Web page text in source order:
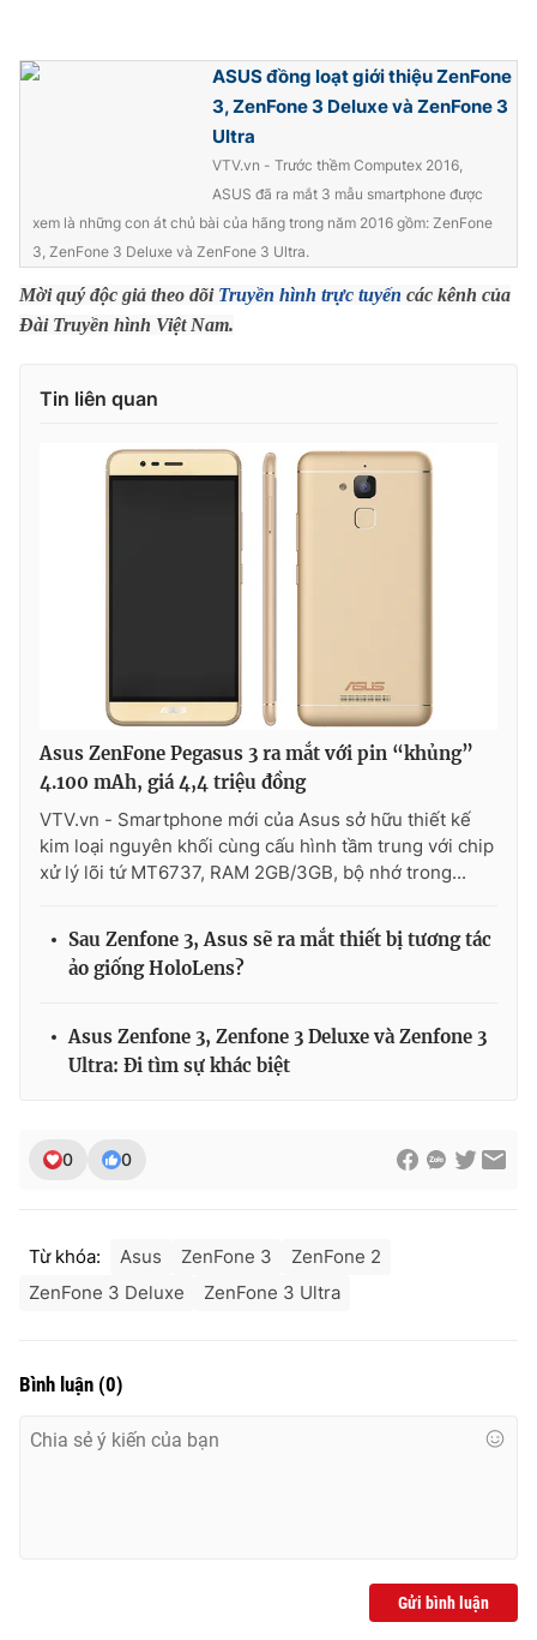
Liên hệ quảng cáo:
024-7300.7108
thông tin từ website này.
ASUS đồng loạt giới thiệu ZenFone
3, ZenFone 3 Deluxe và ZenFone 3
Ultra
VTV.vn - Trước thềm Computex 2016,
ASUS đã ra mắt 3 mẫu smartphone được
xem là những con át chủ bài của hãng trong năm 2016 gồm: ZenFone
3, ZenFone 3 Deluxe và ZenFone 3 Ultra.
Mời quý độc giả theo dõi Truyền hình trực tuyến các kênh của
Đài Truyền hình Việt Nam.
Tin liên quan
Asus ZenFone Pegasus 3 ra mắt với pin “khủng”
4.100 mAh, giá 4,4 triệu đồng
VTV.vn - Smartphone mới của Asus sở hữu thiết kế
kim loại nguyên khối cùng cấu hình tầm trung với chip
xử lý lõi tứ MT6737, RAM 2GB/3GB, bộ nhớ trong...
Sau Zenfone 3, Asus sẽ ra mắt thiết bị tương tác
ảo giống HoloLens?
Asus Zenfone 3, Zenfone 3 Deluxe và Zenfone 3
Ultra: Đi tìm sự khác biệt
0 0
Từ khóa: Asus ZenFone 3
ZenFone 2
ZenFone 3 Deluxe
ZenFone 3 Ultra
Bình luận (0)
Gửi bình luận